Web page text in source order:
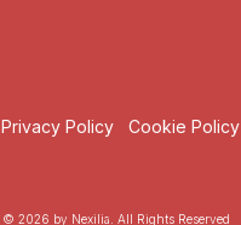
Privacy Policy
Cookie Policy
2026 by Nexilia. All Rights Reserved